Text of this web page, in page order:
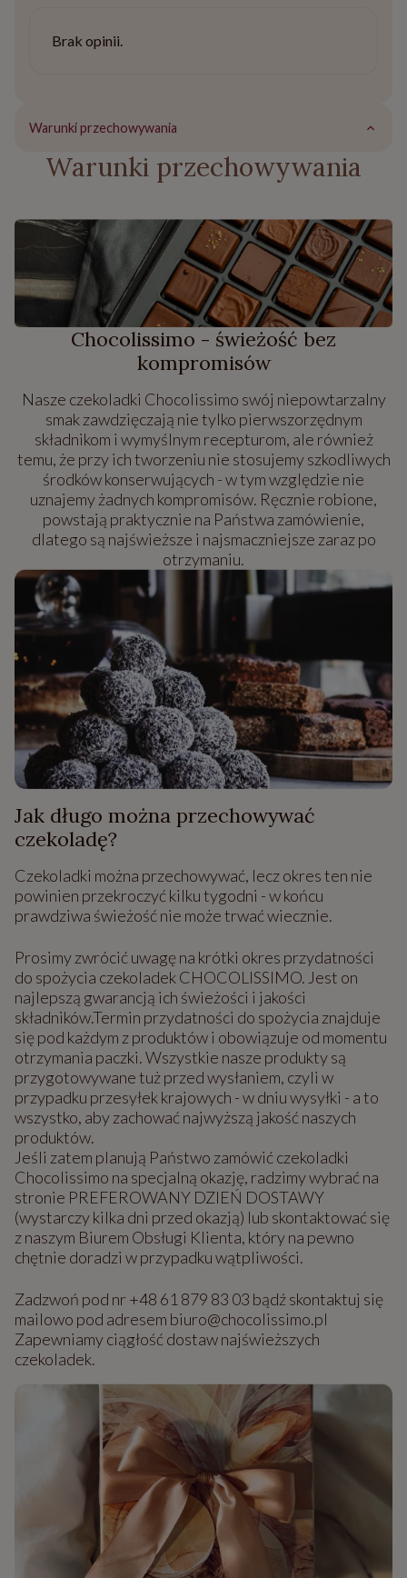
Brak opinii.
Warunki przechowywania
Warunki przechowywania
Chocolissimo - świeżość bez
kompromisów
Nasze czekoladki Chocolissimo swój niepowtarzalny
smak zawdzięczają nie tylko pierwszorzędnym
składnikom i wymyślnym recepturom, ale również
temu, że przy ich tworzeniu nie stosujemy szkodliwych
środków konserwujących - w tym względzie nie
uznajemy żadnych kompromisów. Ręcznie robione,
powstają praktycznie na Państwa zamówienie,
dlatego są najświeższe i najsmaczniejsze zaraz po
otrzymaniu.
Jak długo można przechowywać
czekoladę?
Czekoladki można przechowywać, lecz okres ten nie
powinien przekroczyć kilku tygodni - w końcu
prawdziwa świeżość nie może trwać wiecznie.
Prosimy zwrócić uwagę na krótki okres przydatności
do spożycia czekoladek CHOCOLISSIMO. Jest on
najlepszą gwarancją ich świeżości i jakości
składników.Termin przydatności do spożycia znajduje
się pod każdym z produktów i obowiązuje od momentu
otrzymania paczki. Wszystkie nasze produkty są
przygotowywane tuż przed wysłaniem, czyli w
przypadku przesyłek krajowych - w dniu wysyłki - a to
wszystko, aby zachować najwyższą jakość naszych
produktów.
Jeśli zatem planują Państwo zamówić czekoladki
Chocolissimo na specjalną okazję, radzimy wybrać na
stronie PREFEROWANY DZIEŃ DOSTAWY
(wystarczy kilka dni przed okazją) lub skontaktować się
z naszym Biurem Obsługi Klienta, który na pewno
chętnie doradzi w przypadku wątpliwości.
Zadzwoń pod nr +48 61 879 83 03 bądź skontaktuj się
mailowo pod adresem biuro@chocolissimo.pl
Zapewniamy ciągłość dostaw najświeższych
czekoladek.